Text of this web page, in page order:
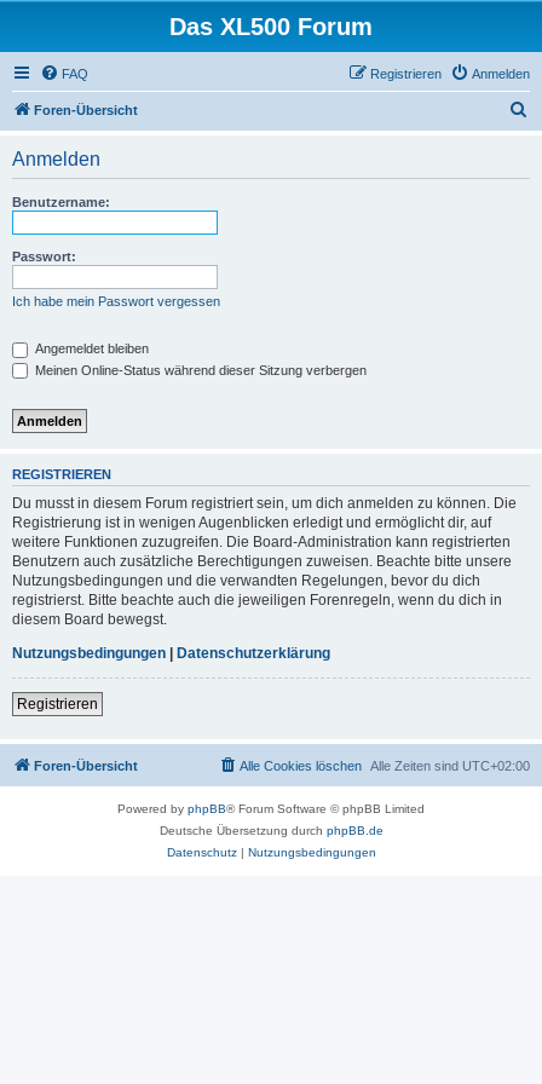
Das XL500 Forum
FAQ Anmelden
Registrieren
Foren-Übersicht
Anmelden
Benutzername:
Passwort:
Ich habe mein Passwort vergessen
Angemeldet bleiben
Meinen Online-Status während dieser Sitzung verbergen
REGISTRIEREN
Du musst in diesem Forum registriert sein, um dich anmelden zu können. Die
Registrierung ist in wenigen Augenblicken erledigt und ermöglicht dir, auf
weitere Funktionen zuzugreifen. Die Board-Administration kann registrierten
Benutzern auch zusätzliche Berechtigungen zuweisen. Beachte bitte unsere
Nutzungsbedingungen und die verwandten Regelungen, bevor du dich
registrierst. Bitte beachte auch die jeweiligen Forenregeln, wenn du dich in
diesem Board bewegst.
Nutzungsbedingungen | Datenschutzerklärung
Registrieren
Foren-Übersicht Alle Zeiten sind UTC+02:00
Alle Cookies löschen
Powered by phpBB® Forum Software © phpBB Limited
Deutsche Übersetzung durch phpBB.de
Datenschutz| Nutzungsbedingungen